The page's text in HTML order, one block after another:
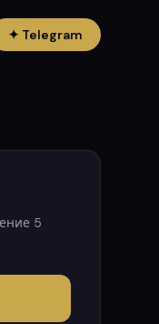
✦ Telegram
5